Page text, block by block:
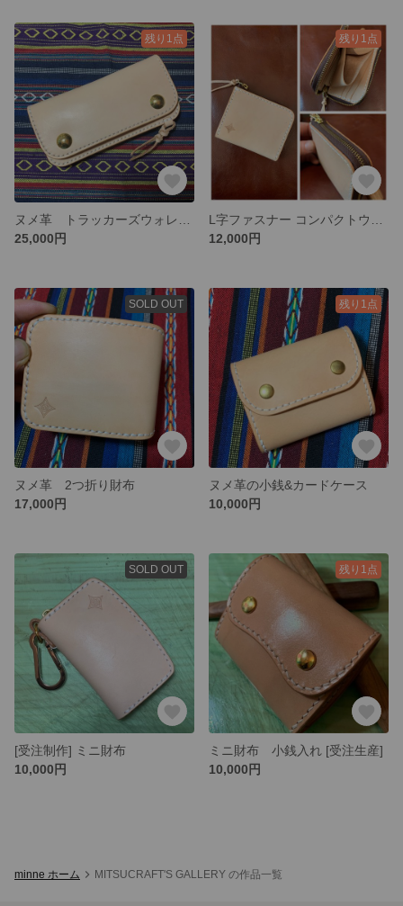
残り1点
25,000円
残り1点
12,000円
SOLD OUT
ヌメ革 2つ折り財布
17,000円
残り1点
ヌメ革の小銭&カードケース
10,000円
SOLD OUT
[受注制作] ミニ財布
10,000円
残り1点
ミニ財布 小銭入れ [受注生産]
10,000円
minne ホーム MITSUCRAFT'S GALLERY の作品一覧